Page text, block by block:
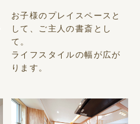
お子様のプレイスペースと
して、ご主人の書斎とし
て。
ライフスタイルの幅が広が
ります。